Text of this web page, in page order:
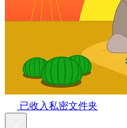
已收入私密文件夹